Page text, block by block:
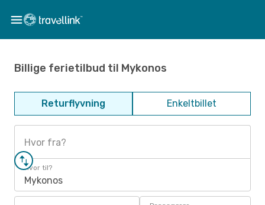
Billige ferietilbud til Mykonos
Returflyvning Enkeltbillet
Hvor fra?
Hvor til?
Mykonos